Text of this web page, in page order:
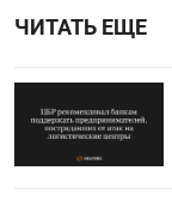
ЧИТАТЬ ЕЩЕ